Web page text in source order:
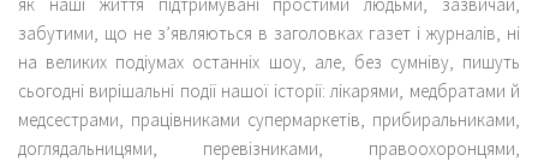
забутими, що не з’являються в заголовках газет і журналів, ні
на великих подіумах останніх шоу, але, без сумніву, пишуть
сьогодні вирішальні події нашої історії: лікарями, медбратами й
медсестрами, працівниками супермаркетів, прибиральниками,
доглядальницями, перевізниками, правоохоронцями,